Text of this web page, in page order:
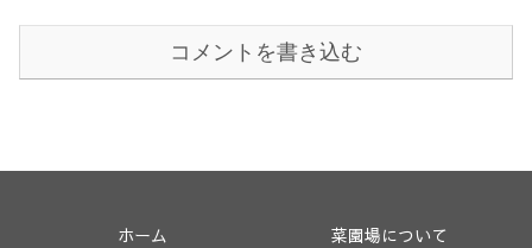
コメントを書き込む
ホーム
菜園場について